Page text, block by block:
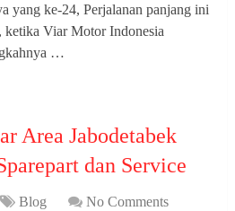
yang ke-24, Perjalanan panjang ini
ketika Viar Motor Indonesia
…
Area Jabodetabek
dan Service
Blog No Comments